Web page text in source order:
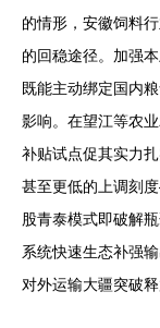
的情形，安徽饲料
的回稳途径。加强
既能主动绑定国内
影响。在望江等农
补贴试点促其实力
甚至更低的上调刻
股青泰模式即破解
系统快速生态补强
对外运输大疆突破